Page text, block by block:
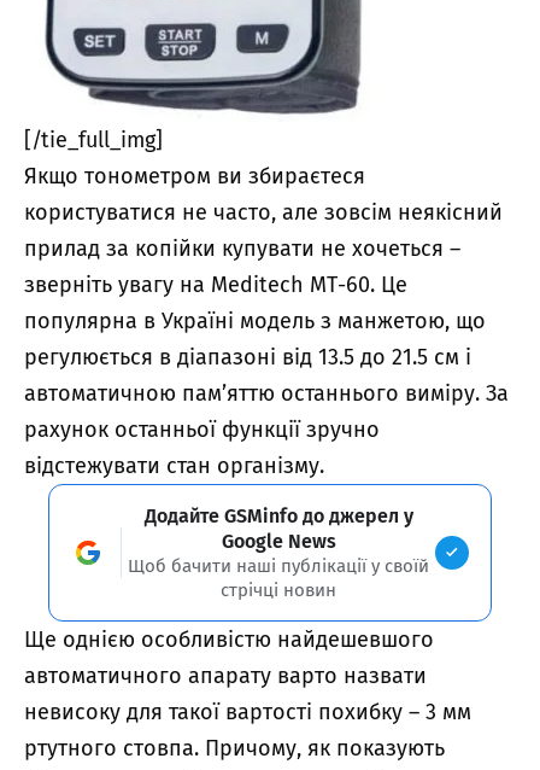
[/tie_full_img]
Якщо тонометром ви збираєтеся
користуватися не часто, але зовсім неякісний
прилад за копійки купувати не хочеться –
зверніть увагу на Meditech МТ-60. Це
популярна в Україні модель з манжетою, що
регулюється в діапазоні від 13.5 до 21.5 см і
автоматичною пам’яттю останнього виміру. За
рахунок останньої функції зручно
відстежувати стан організму.
Додайте GSMinfo до джерел у
Google News
Щоб бачити наші публікації у своїй
стрічці новин
Ще однією особливістю найдешевшого
автоматичного апарату варто назвати
невисоку для такої вартості похибку – 3 мм
ртутного стовпа. Причому, як показують